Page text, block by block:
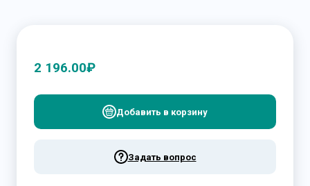
2 196.00₽
Добавить в корзину
Задать вопрос